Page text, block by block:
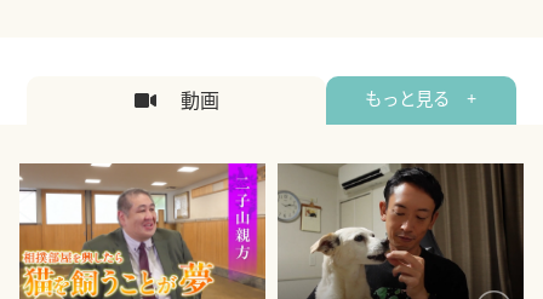
動画 もっと見る +